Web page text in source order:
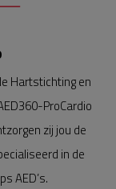
Hartstichting en
ProCardio
zij jou de
in de
AED’s.